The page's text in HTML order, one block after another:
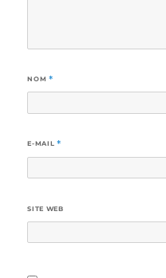
NOM *
E-MAIL *
SITE WEB